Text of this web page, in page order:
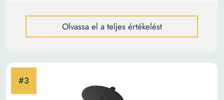
Olvassa el a teljes értékelést